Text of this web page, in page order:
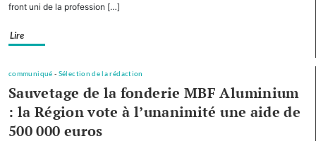
Bourgogne-
d’investissement
pour
le
front uni de la profession […]
Lire
communiqué - Sélection de la rédaction
Sauvetage de la fonderie MBF Aluminium
: la Région vote à l’unanimité une aide de
500 000 euros